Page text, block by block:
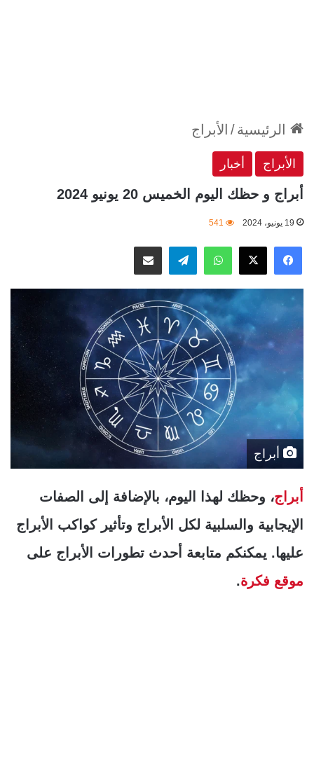
الرئيسية/ الأبراج
الأبراج أخبار
أبراج و حظك اليوم الخميس 20 يونيو 2024
19 يونيو، 2024 541
فيسبوك
‫X واتسابتيلقراممشاركة عبر البريد
أبراج
أبراج، وحظك لهذا اليوم، بالإضافة إلى الصفات
الإيجابية والسلبية لكل الأبراج وتأثير كواكب الأبراج
عليها. يمكنكم متابعة أحدث تطورات الأبراج على
موقع فكرة.